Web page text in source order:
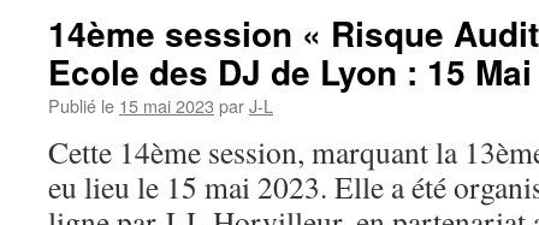
14ème session « Risque
Ecole des DJ de Lyon : 15
Publié le 15 mai 2023 parJ-L
Cette 14ème session, marquant la
eu lieu le 15 mai 2023. Elle a été